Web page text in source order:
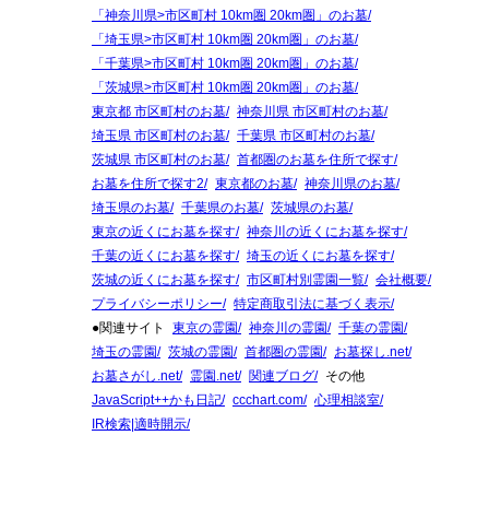
「神奈川県>市区町村 10km圏 20km圏」のお墓
「埼玉県>市区町村 10km圏 20km圏」のお墓
「千葉県>市区町村 10km圏 20km圏」のお墓
「茨城県>市区町村 10km圏 20km圏」のお墓
東京都 市区町村のお墓
神奈川県 市区町村のお墓
埼玉県 市区町村のお墓
千葉県 市区町村のお墓
茨城県 市区町村のお墓
首都圏のお墓を住所で探す
お墓を住所で探す2
東京都のお墓
神奈川県のお墓
埼玉県のお墓
千葉県のお墓
茨城県のお墓
東京の近くにお墓を探す
神奈川の近くにお墓を探す
千葉の近くにお墓を探す
埼玉の近くにお墓を探す
茨城の近くにお墓を探す
市区町村別霊園一覧
会社概要
プライバシーポリシー
特定商取引法に基づく表示
●関連サイト
東京の霊園 神奈川の霊園
千葉の霊園
埼玉の霊園
茨城の霊園 首都圏の霊園
お墓探し.net
お墓さがし.net
霊園.net 関連ブログ
その他
JavaScript++かも日記
ccchart.com
心理相談室
IR検索|適時開示